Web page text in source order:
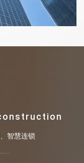
智慧连锁